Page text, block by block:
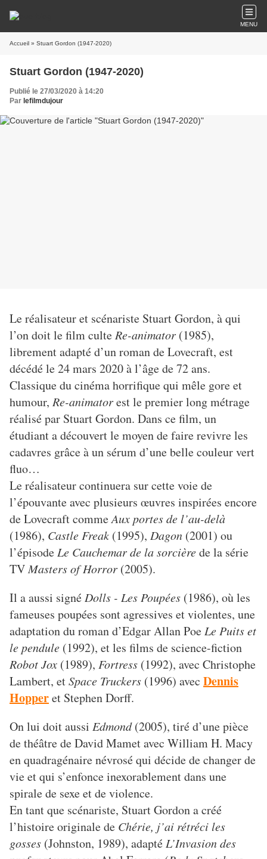
MENU
Accueil » Stuart Gordon (1947-2020)
Stuart Gordon (1947-2020)
Publié le 27/03/2020 à 14:20
Par lefilmdujour
Le réalisateur et scénariste Stuart Gordon, à qui
l’on doit le film culte Re-animator (1985),
librement adapté d’un roman de Lovecraft, est
décédé le 24 mars 2020 à l’âge de 72 ans.
Classique du cinéma horrifique qui mêle gore et
humour, Re-animatorest le premier long métrage
réalisé par Stuart Gordon. Dans ce film, un
étudiant a découvert le moyen de faire revivre les
cadavres grâce à un sérum d’une belle couleur vert
fluo…
Le réalisateur continuera sur cette voie de
l’épouvante avec plusieurs œuvres inspirées encore
de Lovecraft commeAux portes de l’au-delà
(1986), Castle Freak (1995), Dagon (2001) ou
l’épisode Le Cauchemar de la sorcièrede la série
TVMasters of Horror (2005).
Il a aussi signé Dolls - Les Poupées (1986), où les
fameuses poupées sont agressives et violentes, une
adaptation du roman d’Edgar Allan Poe Le Puits et
le pendule (1992), et les films de science-fiction
Robot Jox (1989), Fortress (1992), avec Christophe
Lambert, etSpace Truckers (1996) avec Dennis
Hopperet Stephen Dorff.
On lui doit aussi Edmond(2005), tiré d’une pièce
de théâtre de David Mamet avec William H. Macy
en quadragénaire névrosé qui décide de changer de
vie et qui s’enfonce inexorablement dans une
spirale de sexe et de violence.
En tant que scénariste, Stuart Gordon a créé
l’histoire originale de Chérie, j’ai rétréci les
gosses (Johnston, 1989), adapté L’Invasion des